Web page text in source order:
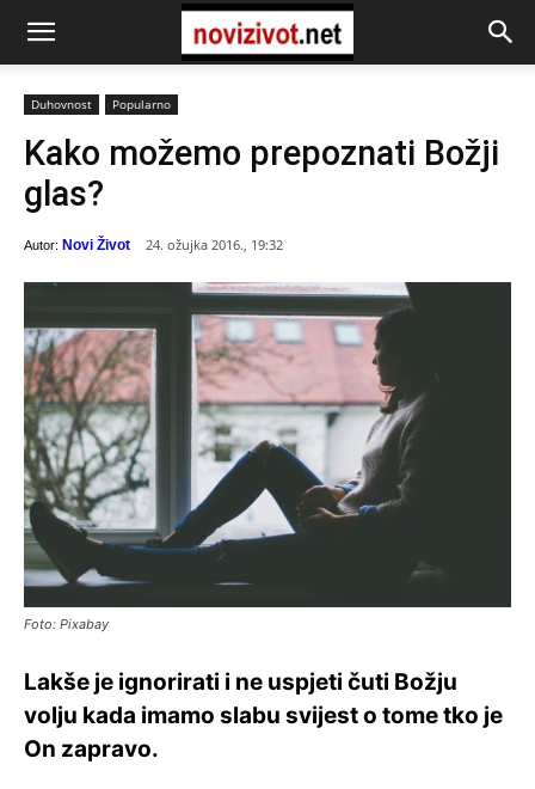
Duhovnost Popularno
Kako možemo prepoznati Božji
glas?
Autor: Novi Život 24. ožujka 2016., 19:32
Foto: Pixabay
Lakše je ignorirati i ne uspjeti čuti Božju
volju kada imamo slabu svijest o tome tko je
On zapravo.